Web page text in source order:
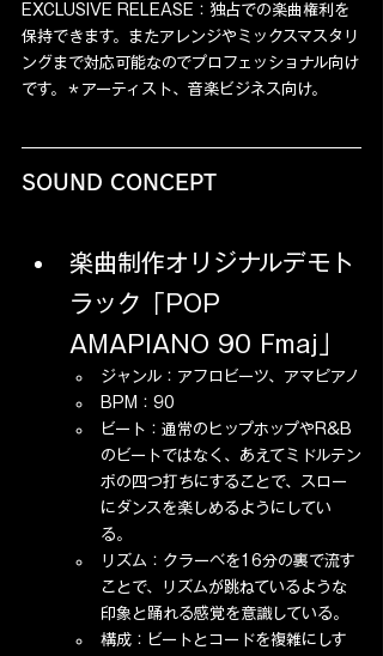
EXCLUSIVE RELEASE：独占での楽曲権利を
保持できます。またアレンジやミックスマスタリ
ングまで対応可能なのでプロフェッショナル向け
です。＊アーティスト、音楽ビジネス向け。
SOUND CONCEPT
楽曲制作オリジナルデモト
ラック「POP
AMAPIANO 90 Fmaj」
ジャンル：アフロビーツ、アマピアノ
BPM：90
ビート：通常のヒップホップやR&B
のビートではなく、あえてミドルテン
ポの四つ打ちにすることで、スロー
にダンスを楽しめるようにしてい
る。
リズム：クラーベを16分の裏で流す
ことで、リズムが跳ねているような
印象と踊れる感覚を意識している。
構成：ビートとコードを複雑にしす